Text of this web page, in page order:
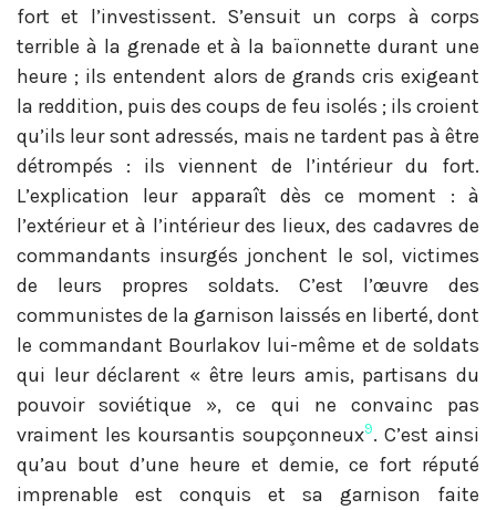
fort et l’investissent. S’ensuit un corps à corps
terrible à la grenade et à la baïonnette durant une
heure ; ils entendent alors de grands cris exigeant
la reddition, puis des coups de feu isolés ; ils croient
qu’ils leur sont adressés, mais ne tardent pas à être
détrompés : ils viennent de l’intérieur du fort.
L’explication leur apparaît dès ce moment : à
l’extérieur et à l’intérieur des lieux, des cadavres de
commandants insurgés jonchent le sol, victimes
de leurs propres soldats. C’est l’œuvre des
communistes de la garnison laissés en liberté, dont
le commandant Bourlakov lui-même et de soldats
qui leur déclarent « être leurs amis, partisans du
pouvoir soviétique », ce qui ne convainc pas
vraiment les koursantis soupçonneux9. C’est ainsi
qu’au bout d’une heure et demie, ce fort réputé
imprenable est conquis et sa garnison faite